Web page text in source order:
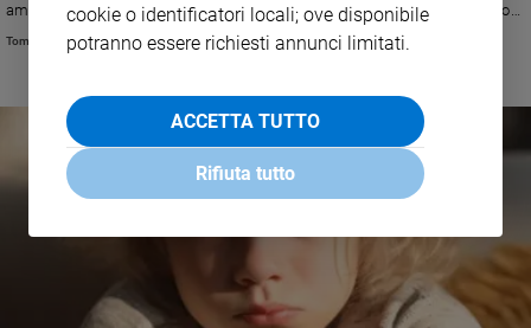
amata da Dio: «La vita è un dono gratuito e immenso, viviamo ogni attimo
nella pienezza di Dio»
Tommy Gazzola
cookie o identificatori locali; ove disponibile
potranno essere richiesti annunci limitati.
ACCETTA TUTTO
Rifiuta tutto